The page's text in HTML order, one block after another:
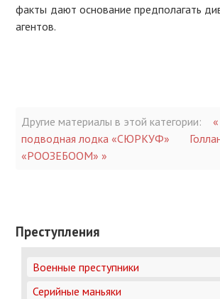
факты дают основание предполагать
агентов.
Другие материалы в этой категории:
подводная лодка «СЮРКУФ»
«РООЗЕБООМ» »
Преступления
Военные преступники
Серийные маньяки